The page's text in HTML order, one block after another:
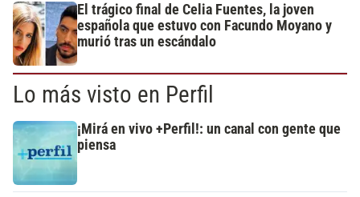
El trágico final de Celia Fuentes, la joven
española que estuvo con Facundo Moyano y
murió tras un escándalo
Lo más visto en Perfil
¡Mirá en vivo +Perfil!: un canal con gente que
piensa